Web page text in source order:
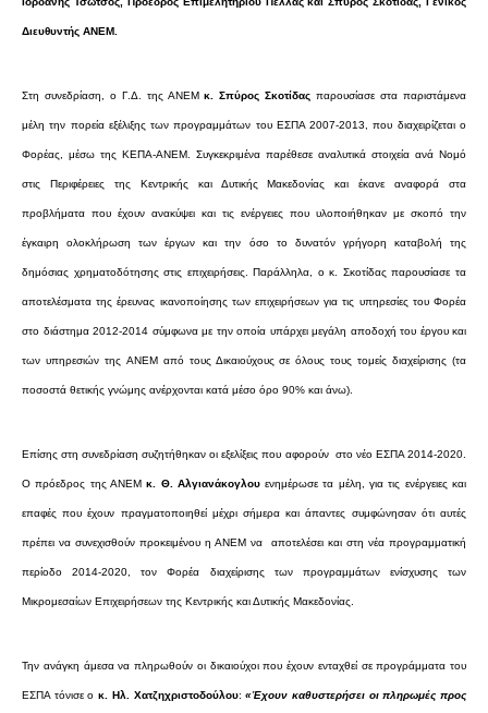
Διευθυντής ΑΝΕΜ.
Στη συνεδρίαση, ο Γ.Δ. της ΑΝΕΜκ. Σπύρος Σκοτίδας παρουσίασε στα παριστάμενα
μέλη την πορεία εξέλιξης των προγραμμάτων του ΕΣΠΑ 2007-2013, που διαχειρίζεται ο
Φορέας, μέσω της ΚΕΠΑ-ΑΝΕΜ. Συγκεκριμένα παρέθεσε αναλυτικά στοιχεία ανά Νομό
στις Περιφέρειες της Κεντρικής και Δυτικής Μακεδονίας και έκανε αναφορά στα
προβλήματα που έχουν ανακύψει και τις ενέργειες που υλοποιήθηκαν με σκοπό την
έγκαιρη ολοκλήρωση των έργων και την όσο το δυνατόν γρήγορη καταβολή της
δημόσιας χρηματοδότησης στις επιχειρήσεις. Παράλληλα, ο κ. Σκοτίδας παρουσίασε τα
αποτελέσματα της έρευνας ικανοποίησης των επιχειρήσεων για τις υπηρεσίες του Φορέα
στο διάστημα 2012-2014 σύμφωνα με την οποία υπάρχει μεγάλη αποδοχή του έργου και
των υπηρεσιών της AΝΕΜ από τους Δικαιούχους σε όλους τους τομείς διαχείρισης (τα
ποσοστά θετικής γνώμης ανέρχονται κατά μέσο όρο 90% και άνω).
Επίσης στη συνεδρίαση συζητήθηκαν οι εξελίξεις που αφορούν στο νέο ΕΣΠΑ 2014-2020.
Ο πρόεδρος της ΑΝΕΜκ. Θ. Αλγιανάκογλουενημέρωσε τα μέλη, για τις ενέργειες και
επαφές που έχουν πραγματοποιηθεί μέχρι σήμερα και άπαντες συμφώνησαν ότι αυτές
πρέπει να συνεχισθούν προκειμένου η ΑΝΕΜ να αποτελέσει και στη νέα προγραμματική
περίοδο 2014-2020, τον Φορέα διαχείρισης των προγραμμάτων ενίσχυσης των
Μικρομεσαίων Επιχειρήσεων της Κεντρικής και Δυτικής Μακεδονίας.
Την ανάγκη άμεσα να πληρωθούν οι δικαιούχοι που έχουν ενταχθεί σε προγράμματα του
ΕΣΠΑ τόνισε οκ. Ηλ. Χατζηχριστοδούλου:«Έχουν καθυστερήσει οι πληρωμές προς